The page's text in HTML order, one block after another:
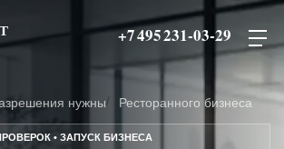
+7 495 231-03-29
нужны Ресторанного бизнеса
• ЗАПУСК БИЗНЕСА